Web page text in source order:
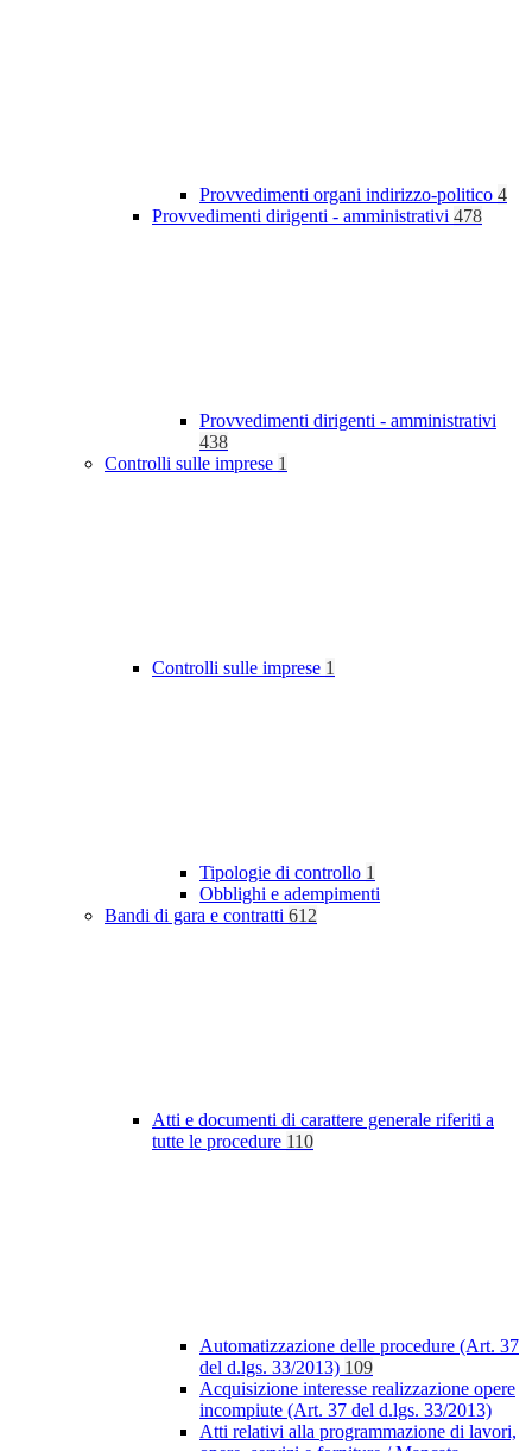
Provvedimenti organi indirizzo-politico 4
Provvedimenti dirigenti - amministrativi 478
Provvedimenti dirigenti - amministrativi
438
Controlli sulle imprese 1
Controlli sulle imprese 1
Tipologie di controllo 1
Obblighi e adempimenti
Bandi di gara e contratti 612
Atti e documenti di carattere generale riferiti a
tutte le procedure 110
Automatizzazione delle procedure (Art. 37
del d.lgs. 33/2013) 109
Acquisizione interesse realizzazione opere
incompiute (Art. 37 del d.lgs. 33/2013)
Atti relativi alla programmazione di lavori,